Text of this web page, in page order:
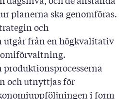
planerna ska genomföras.
och
utgår från en högkvalitativ
och utnyttjas för
i form